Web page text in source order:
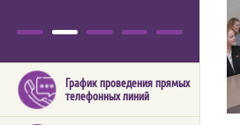
График проведения прямых
телефонных линий